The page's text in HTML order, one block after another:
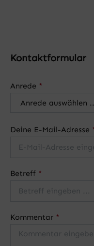
Kontaktformular
Anrede *
Deine E-Mail-Adresse
Betreff *
Kommentar *